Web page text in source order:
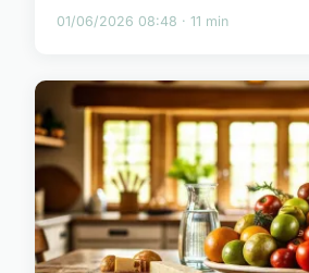
01/06/2026 08:48 · 11 min